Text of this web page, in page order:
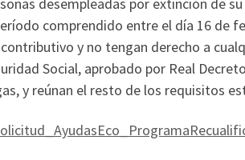
desempleadas por extinción de
comprendido entre el día 16 de
y no tengan derecho a
Social, aprobado por Real
y reúnan el resto de los requisitos